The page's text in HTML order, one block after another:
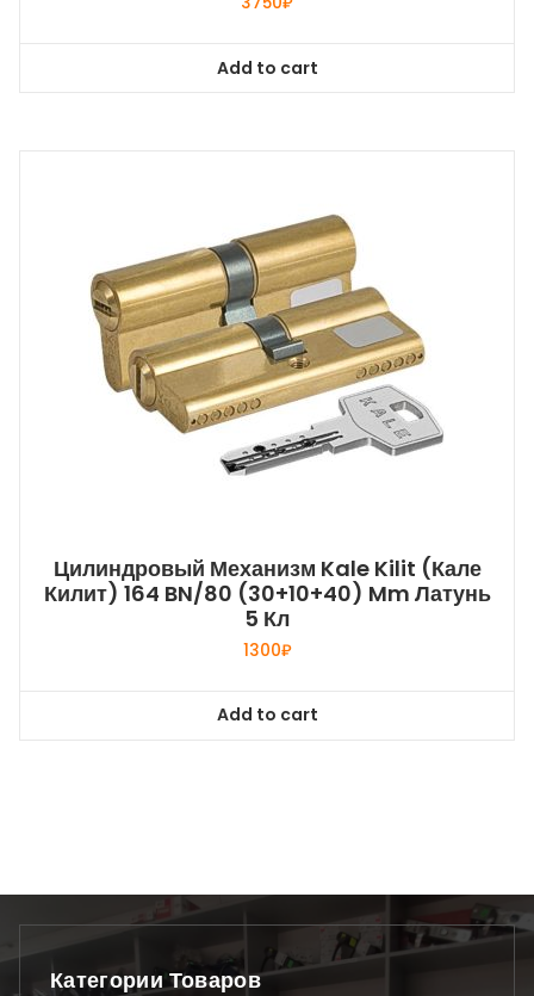
Add to cart
Цилиндровый Механизм Kale Kilit (Кале
Килит) 164 BN/80 (30+10+40) Mm Латунь
5 Кл
1300₽
Add to cart
Категории Товаров